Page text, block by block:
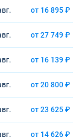
от 16 895 ₽
от 27 749 ₽
от 16 139 ₽
от 20 800 ₽
от 23 625 ₽
от 14 626 ₽